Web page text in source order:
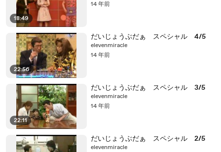
18:49
14 年前
22:56
だいじょうぶだぁ スペシャル 4/5
elevenmiracle
14 年前
22:11
だいじょうぶだぁ スペシャル 3/5
elevenmiracle
14 年前
だいじょうぶだぁ スペシャル 2/5
elevenmiracle